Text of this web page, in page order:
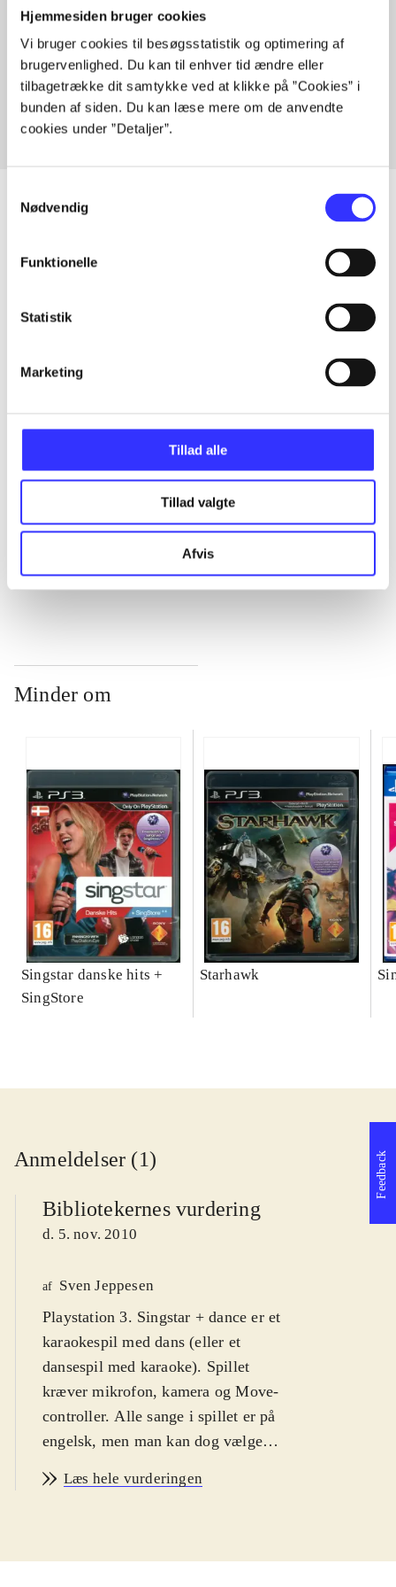
Hjemmesiden bruger cookies
Vi bruger cookies til besøgsstatistik og optimering af
brugervenlighed. Du kan til enhver tid ændre eller
tilbagetrække dit samtykke ved at klikke på ”Cookies” i
bunden af siden. Du kan læse mere om de anvendte
cookies under ”Detaljer”.
Nødvendig
Funktionelle
Statistik
Marketing
Tillad alle
Tillad valgte
Afvis
Artikler med samme emner
Fra
Artikler
Minder om
Singstar danske hits +
SingStore
Starhawk
Anmeldelser (1)
Bibliotekernes vurdering
d. 5. nov. 2010
af Sven Jeppesen
Playstation 3. Singstar + dance er et
karaokespil med dans (eller et
dansespil med karaoke). Spillet
kræver mikrofon, kamera og Move-
controller. Alle sange i spillet er på
engelsk, men man kan dog vælge
er 12 pga. grimt sprog i
rimeligt engelsk for at kunne score i
Læs hele vurderingen
Feedback